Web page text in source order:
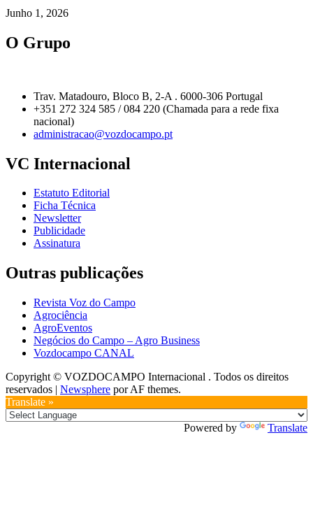
Junho 1, 2026
O Grupo
Trav. Matadouro, Bloco B, 2-A . 6000-306 Portugal
+351 272 324 585 / 084 220 (Chamada para a rede fixa
nacional)
administracao@vozdocampo.pt
VC Internacional
Estatuto Editorial
Ficha Técnica
Newsletter
Publicidade
Assinatura
Outras publicações
Revista Voz do Campo
Agrociência
AgroEventos
Negócios do Campo – Agro Business
Vozdocampo CANAL
Copyright © VOZDOCAMPO Internacional . Todos os direitos
reservados | Newsphere por AF themes.
Translate »
Powered by Translate